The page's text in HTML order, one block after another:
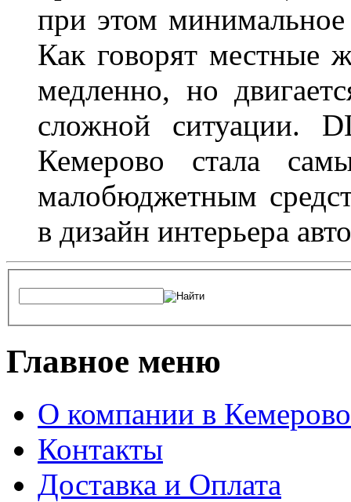
при этом минимальное
Как говорят местные
медленно, но
сложной ситуации.
Кемерово стала
малобюджетным
в дизайн интерьера
Главное меню
О компании в Кемерово
Контакты
Доставка и Оплата